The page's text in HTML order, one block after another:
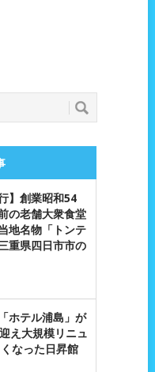
】創業昭和54
の老舗大衆食堂
地名物「トンテ
重県四日市市の
ホテル浦島」が
え大規模リニュ
なった日昇館